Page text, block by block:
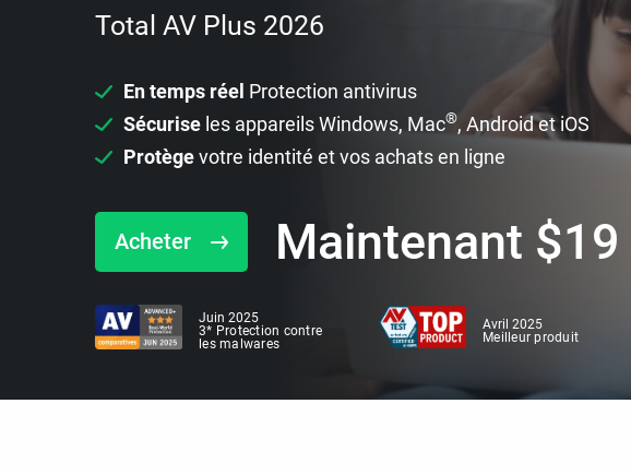
Total AV Plus 2026
En temps réel Protection antivirus
Sécurise les appareils Windows, Mac®, Android et iOS
Protègevotre identité et vos achats en ligne
Acheter Maintenant $19
Juin 2025
3* Protection contre
les malwares
Avril 2025
Meilleur produit